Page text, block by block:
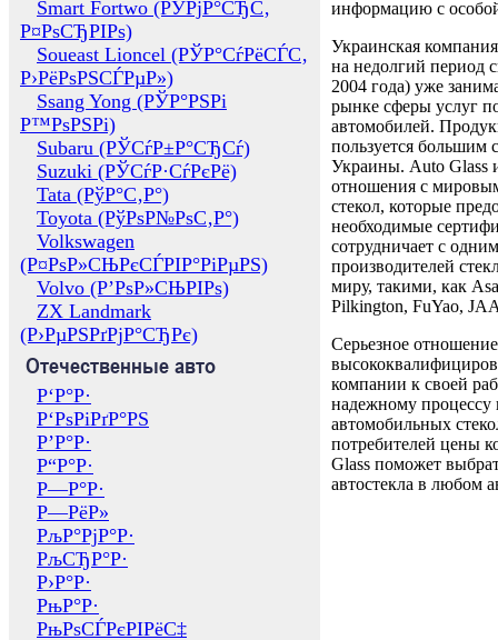
Smart Fortwo (РЎРјР°СЂС‚
Р¤РѕСЂРІРѕ)
Soueast Lioncel (РЎР°СѓРёСЃС‚
Р›РёРѕРЅСЃРµР»)
Ssang Yong (РЎР°РЅРі
Р™РѕРЅРі)
Subaru (РЎСѓР±Р°СЂСѓ)
Suzuki (РЎСѓР·СѓРєРё)
Tata (РўР°С‚Р°)
Toyota (РўРѕР№РѕС‚Р°)
Volkswagen
(Р¤РѕР»СЊРєСЃРІР°РіРµРЅ)
Volvo (Р’РѕР»СЊРІРѕ)
ZX Landmark
(Р›РµРЅРґРјР°СЂРє)
Отечественные авто
Р‘Р°Р·
Р‘РѕРіРґР°РЅ
Р’Р°Р·
Р“Р°Р·
Р—Р°Р·
Р—РёР»
РљР°РјР°Р·
РљСЂР°Р·
Р›Р°Р·
РњР°Р·
РњРѕСЃРєРІРёС‡
информацию с
Украинская
на недолгий период
2004 года) уже
рынке сферы услуг
автомобилей.
пользуется большим
Украины. Auto Glass
отношения с
стекол, которые
необходимые
сотрудничает с
производителей
миру, такими, как
Pilkington, FuYao,
Серьезное отношение
компании к своей
надежному процессу
автомобильных
потребителей цены
Glass поможет
автостекла в любом